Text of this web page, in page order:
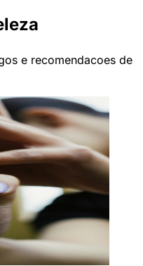
e recomendacoes de